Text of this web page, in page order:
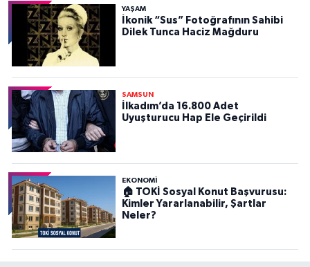
YAŞAM
İkonik “Sus” Fotoğrafının Sahibi
Dilek Tunca Haciz Mağduru
SAMSUN
İlkadım’da 16.800 Adet
Uyuşturucu Hap Ele Geçirildi
EKONOMİ
🏠 TOKİ Sosyal Konut Başvurusu:
Kimler Yararlanabilir, Şartlar
Neler?